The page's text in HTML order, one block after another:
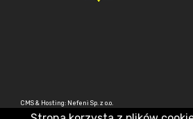
CMS & Hosting: Nefeni Sp. z o.o.